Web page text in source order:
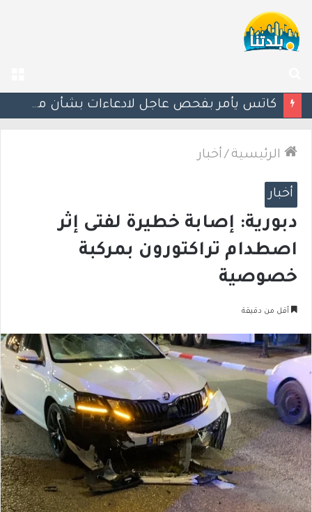
عن
إستعدوا : موجة حر جديدة تضرب البلاد
الرئيسية / أخبار
أخبار
دبورية: إصابة خطيرة لفتى إثر
اصطدام تراكتورون بمركبة
خصوصية
أقل من دقيقة